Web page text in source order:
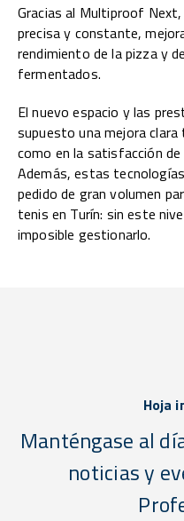
Gracias al Multiproof
precisa y constante,
rendimiento de la pizza y
fermentados.
El nuevo espacio y las
supuesto una mejora
como en la satisfacción
Además, estas
pedido de gran volumen
tenis en Turín: sin este
imposible gestionarlo.
Hoja
Manténgase al
noticias y